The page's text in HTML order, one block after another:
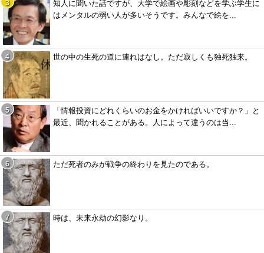
知人に聞いた話ですが、大学で絵画や彫刻などを学ぶ学生に
はメンタルの弱い人が多いそうです。みんなで絵を...
世の中の生死の道に連れはなし。ただ寂しくも独死独来。
「情報投資にどれくらいのお金をかければいいですか？」と
最近、聞かれることがある。人によって違うのは当...
ただ死者のみが戦争の終わりを見たのである。
時は、未来永劫の幻影なり。